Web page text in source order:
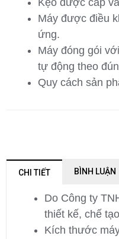
Máy được điều
ứng.
Máy đóng gói
tự động theo
Quy cách sản
CHI TIẾT BÌNH LUẬN
Do Công ty
thiết kế, chế
Kích thước